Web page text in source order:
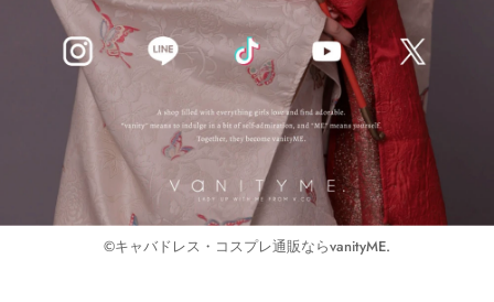
©キャバドレス・コスプレ通販ならvanityME.